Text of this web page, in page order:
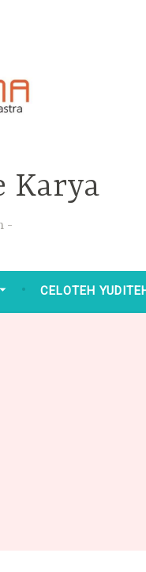
Karya
CELOTEH